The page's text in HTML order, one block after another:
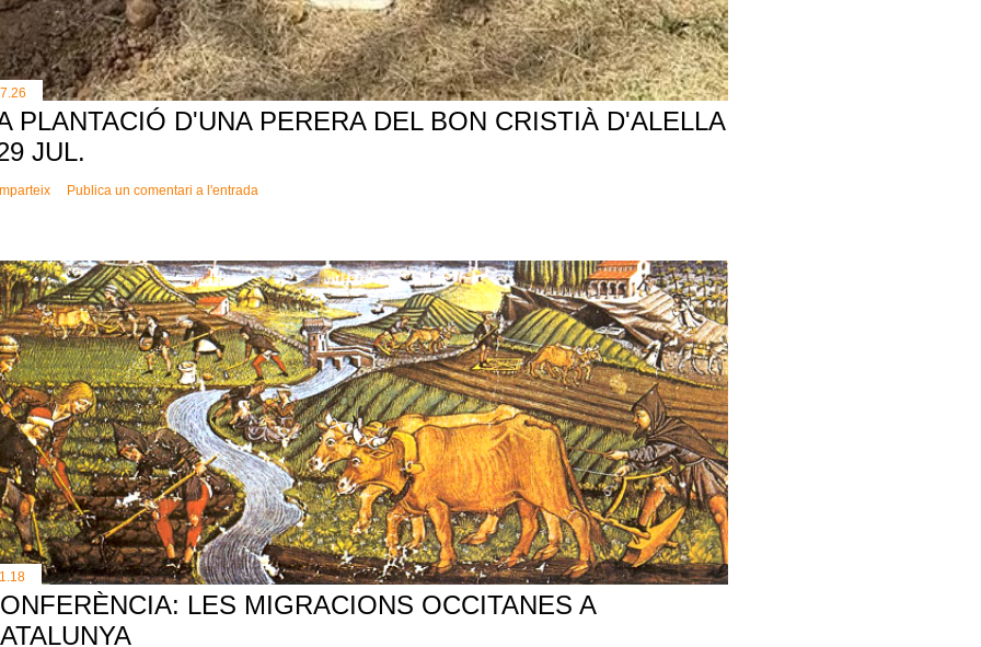
PLANTACIÓ D'UNA PERERA DEL BON CRISTIÀ D'ALELLA
JUL.
Publica un comentari a l'entrada
LES MIGRACIONS OCCITANES A